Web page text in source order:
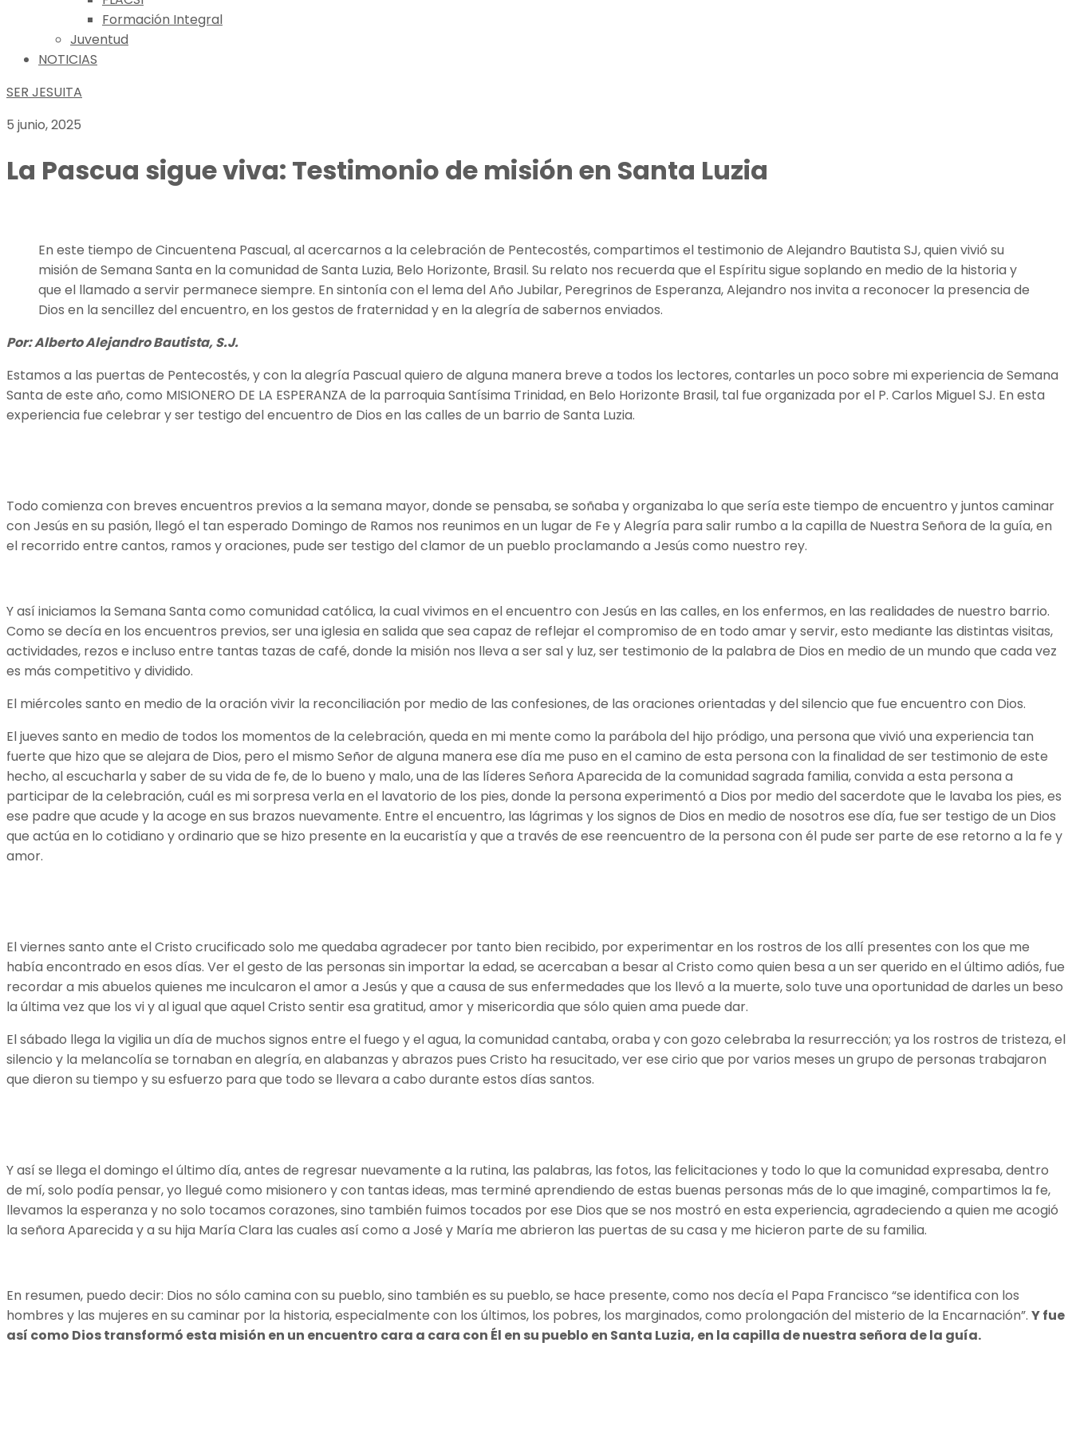
Formación Integral
Juventud
NOTICIAS
SER JESUITA
5 junio, 2025
La Pascua sigue viva: Testimonio de misión en Santa Luzia
En este tiempo de Cincuentena Pascual, al acercarnos a la celebración de Pentecostés, compartimos el testimonio de Alejandro Bautista SJ, quien vivió su
misión de Semana Santa en la comunidad de Santa Luzia, Belo Horizonte, Brasil. Su relato nos recuerda que el Espíritu sigue soplando en medio de la historia y
que el llamado a servir permanece siempre. En sintonía con el lema del Año Jubilar, Peregrinos de Esperanza, Alejandro nos invita a reconocer la presencia de
Dios en la sencillez del encuentro, en los gestos de fraternidad y en la alegría de sabernos enviados.
Por: Alberto Alejandro Bautista, S.J.
Estamos a las puertas de Pentecostés, y con la alegría Pascual quiero de alguna manera breve a todos los lectores, contarles un poco sobre mi experiencia de Semana
Santa de este año, como MISIONERO DE LA ESPERANZA de la parroquia Santísima Trinidad, en Belo Horizonte Brasil, tal fue organizada por el P. Carlos Miguel SJ. En esta
experiencia fue celebrar y ser testigo del encuentro de Dios en las calles de un barrio de Santa Luzia.
Todo comienza con breves encuentros previos a la semana mayor, donde se pensaba, se soñaba y organizaba lo que sería este tiempo de encuentro y juntos caminar
con Jesús en su pasión, llegó el tan esperado Domingo de Ramos nos reunimos en un lugar de Fe y Alegría para salir rumbo a la capilla de Nuestra Señora de la guía, en
el recorrido entre cantos, ramos y oraciones, pude ser testigo del clamor de un pueblo proclamando a Jesús como nuestro rey.
Y así iniciamos la Semana Santa como comunidad católica, la cual vivimos en el encuentro con Jesús en las calles, en los enfermos, en las realidades de nuestro barrio.
Como se decía en los encuentros previos, ser una iglesia en salida que sea capaz de reflejar el compromiso de en todo amar y servir, esto mediante las distintas visitas,
actividades, rezos e incluso entre tantas tazas de café, donde la misión nos lleva a ser sal y luz, ser testimonio de la palabra de Dios en medio de un mundo que cada vez
es más competitivo y dividido.
El miércoles santo en medio de la oración vivir la reconciliación por medio de las confesiones, de las oraciones orientadas y del silencio que fue encuentro con Dios.
El jueves santo en medio de todos los momentos de la celebración, queda en mi mente como la parábola del hijo pródigo, una persona que vivió una experiencia tan
fuerte que hizo que se alejara de Dios, pero el mismo Señor de alguna manera ese día me puso en el camino de esta persona con la finalidad de ser testimonio de este
hecho, al escucharla y saber de su vida de fe, de lo bueno y malo, una de las líderes Señora Aparecida de la comunidad sagrada familia, convida a esta persona a
participar de la celebración, cuál es mi sorpresa verla en el lavatorio de los pies, donde la persona experimentó a Dios por medio del sacerdote que le lavaba los pies, es
ese padre que acude y la acoge en sus brazos nuevamente. Entre el encuentro, las lágrimas y los signos de Dios en medio de nosotros ese día, fue ser testigo de un Dios
que actúa en lo cotidiano y ordinario que se hizo presente en la eucaristía y que a través de ese reencuentro de la persona con él pude ser parte de ese retorno a la fe y
amor.
El viernes santo ante el Cristo crucificado solo me quedaba agradecer por tanto bien recibido, por experimentar en los rostros de los allí presentes con los que me
había encontrado en esos días. Ver el gesto de las personas sin importar la edad, se acercaban a besar al Cristo como quien besa a un ser querido en el último adiós, fue
recordar a mis abuelos quienes me inculcaron el amor a Jesús y que a causa de sus enfermedades que los llevó a la muerte, solo tuve una oportunidad de darles un beso
la última vez que los vi y al igual que aquel Cristo sentir esa gratitud, amor y misericordia que sólo quien ama puede dar.
El sábado llega la vigilia un día de muchos signos entre el fuego y el agua, la comunidad cantaba, oraba y con gozo celebraba la resurrección; ya los rostros de tristeza, el
silencio y la melancolía se tornaban en alegría, en alabanzas y abrazos pues Cristo ha resucitado, ver ese cirio que por varios meses un grupo de personas trabajaron
que dieron su tiempo y su esfuerzo para que todo se llevara a cabo durante estos días santos.
Y así se llega el domingo el último día, antes de regresar nuevamente a la rutina, las palabras, las fotos, las felicitaciones y todo lo que la comunidad expresaba, dentro
de mí, solo podía pensar, yo llegué como misionero y con tantas ideas, mas terminé aprendiendo de estas buenas personas más de lo que imaginé, compartimos la fe,
llevamos la esperanza y no solo tocamos corazones, sino también fuimos tocados por ese Dios que se nos mostró en esta experiencia, agradeciendo a quien me acogió
la señora Aparecida y a su hija María Clara las cuales así como a José y María me abrieron las puertas de su casa y me hicieron parte de su familia.
En resumen, puedo decir: Dios no sólo camina con su pueblo, sino también es su pueblo, se hace presente, como nos decía el Papa Francisco “se identifica con los
hombres y las mujeres en su caminar por la historia, especialmente con los últimos, los pobres, los marginados, como prolongación del misterio de la Encarnación”. Y fue
así como Dios transformó esta misión en un encuentro cara a cara con Él en su pueblo en Santa Luzia, en la capilla de nuestra señora de la guía.